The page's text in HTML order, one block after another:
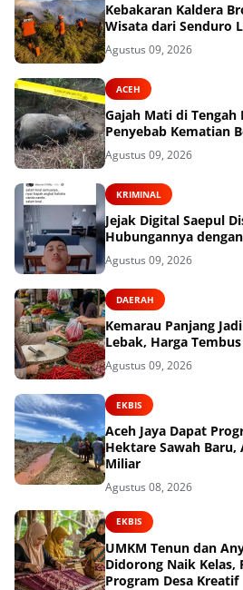
Kebakaran Kaldera
Wisata dari Senduro
Agustus 09, 2026
ACEH
Gajah Mati di Tengah
Penyebab Kematian
Agustus 09, 2026
KRIMINAL
Jejak Digital Saepul
Hubungannya
Agustus 09, 2026
DAERAH
Kemarau Panjang
Lebak, Harga
Agustus 09, 2026
EKBIS
Aceh Jaya Dapat
Hektare Sawah Baru,
Miliar
Agustus 08, 2026
EKBIS
UMKM Tenun dan
Didorong Naik Kelas,
Program Desa Kreatif